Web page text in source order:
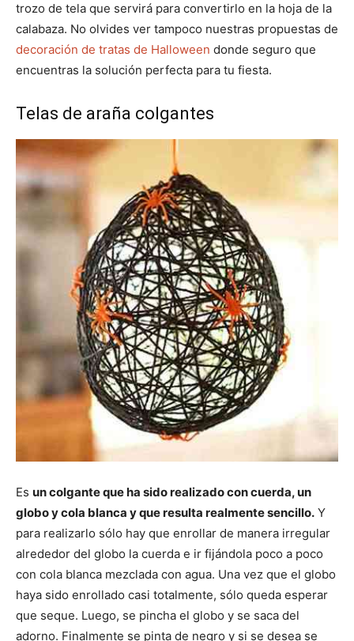
trozo de tela que servirá para convertirlo en la hoja de la
calabaza. No olvides ver tampoco nuestras propuestas de
decoración de tratas de Halloween donde seguro que
encuentras la solución perfecta para tu fiesta.
Telas de araña colgantes
Es un colgante que ha sido realizado con cuerda, un
globo y cola blanca y que resulta realmente sencillo. Y
para realizarlo sólo hay que enrollar de manera irregular
alrededor del globo la cuerda e ir fijándola poco a poco
con cola blanca mezclada con agua. Una vez que el globo
haya sido enrollado casi totalmente, sólo queda esperar
que seque. Luego, se pincha el globo y se saca del
adorno. Finalmente se pinta de negro y si se desea se